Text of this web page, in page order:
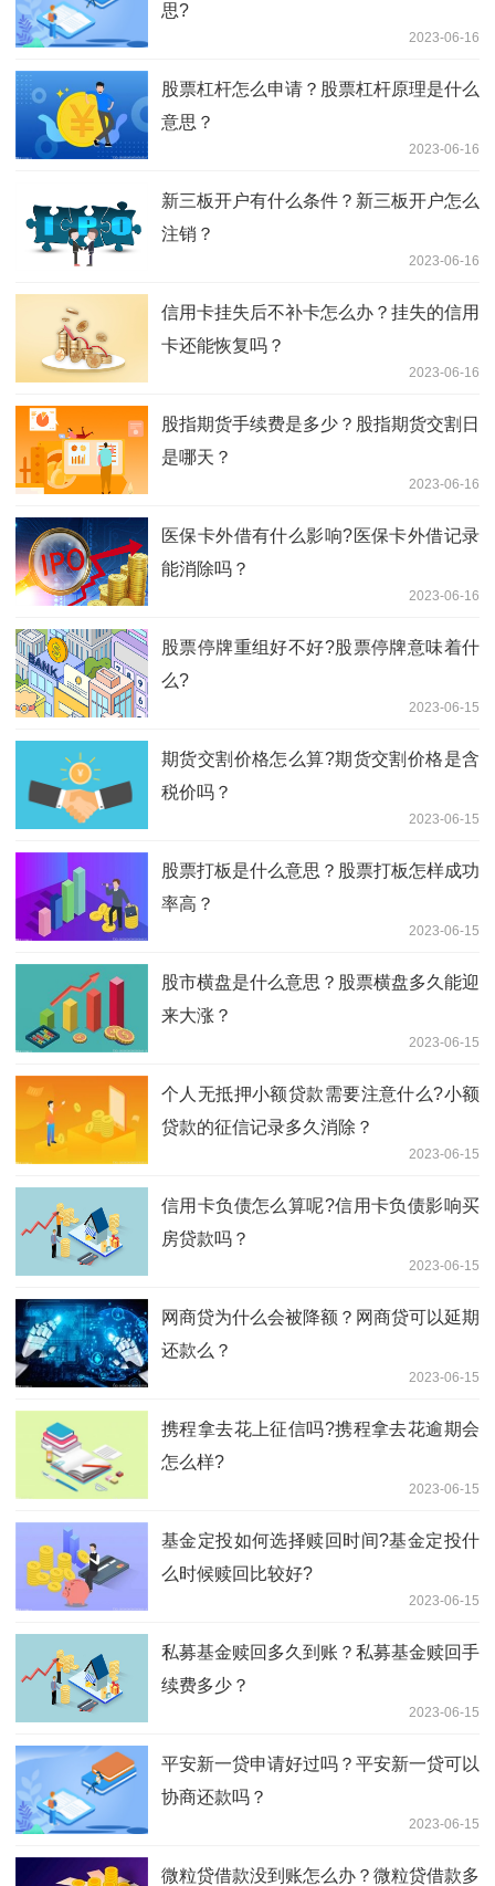
思?
2023-06-16
股票杠杆怎么申请？股票杠杆原理是什么
意思？
2023-06-16
新三板开户有什么条件？新三板开户怎么
注销？
2023-06-16
信用卡挂失后不补卡怎么办？挂失的信用
卡还能恢复吗？
2023-06-16
股指期货手续费是多少？股指期货交割日
是哪天？
2023-06-16
医保卡外借有什么影响?医保卡外借记录
能消除吗？
2023-06-16
股票停牌重组好不好?股票停牌意味着什
么?
2023-06-15
期货交割价格怎么算?期货交割价格是含
税价吗？
2023-06-15
股票打板是什么意思？股票打板怎样成功
率高？
2023-06-15
股市横盘是什么意思？股票横盘多久能迎
来大涨？
2023-06-15
个人无抵押小额贷款需要注意什么?小额
贷款的征信记录多久消除？
2023-06-15
信用卡负债怎么算呢?信用卡负债影响买
房贷款吗？
2023-06-15
网商贷为什么会被降额？网商贷可以延期
还款么？
2023-06-15
携程拿去花上征信吗?携程拿去花逾期会
怎么样?
2023-06-15
基金定投如何选择赎回时间?基金定投什
么时候赎回比较好?
2023-06-15
私募基金赎回多久到账？私募基金赎回手
续费多少？
2023-06-15
平安新一贷申请好过吗？平安新一贷可以
协商还款吗？
2023-06-15
微粒贷借款没到账怎么办？微粒贷借款多